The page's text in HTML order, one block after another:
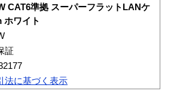
CAT6準拠 スーパーフラットLANケ
ホワイト
証
法に基づく表示